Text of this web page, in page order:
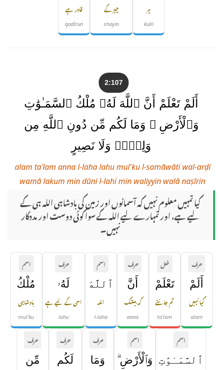
ہر
kulli
چیز کے
shayin
قادر ہے
qadīrun
2:107
أَلَمْ تَعْلَمْ أَنَّ ٱللَّهَ لَهُۥ مُلْكُ ٱلسَّمَـٰوَٰتِ
وَٱلْأَرْضِ ۗ وَمَا لَكُم مِّن دُونِ ٱللَّهِ مِن
وَلِىٍّۢ وَلَا نَصِيرٍ
alam taʿlam anna l-laha lahu mul'ku l-samāwāti wal-arḍi
wamā lakum min dūni l-lahi min waliyyin walā naṣīrin
کیا تمہیں معلوم نہیں کہ آسمانوں اور زمین کی بادشاہی اللہ ہی کے
لیے ہے، اور تمہارے لیے اللہ کے سوا کوئی دوست اور مددگار
نہیں۔
حرف
أَلَمْ
کیا نہیں
alam
فعل
تَعْلَمْ
تم جانتے
taʿlam
حرف
أَنَّ
کہ بیشک
anna
اسم
ٱللَّهَ
اللہ
l-laha
حرف
لَهُۥ
اسی کے لیے ہے
lahu
اسم
مُلْكُ
بادشاہی
mul'ku
اسم
ٱلسَّمَـٰوَٰتِ
اسم
وَٱلْأَرْضِ ۗ
حرف
وَمَا
حرف
لَكُم
حرف
مِّن